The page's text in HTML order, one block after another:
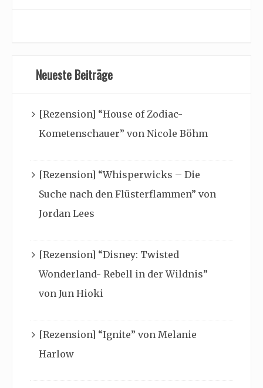
Neueste Beiträge
[Rezension] “House of Zodiac-
Kometenschauer” von Nicole Böhm
[Rezension] “Whisperwicks – Die
Suche nach den Flüsterflammen” von
Jordan Lees
[Rezension] “Disney: Twisted
Wonderland- Rebell in der Wildnis”
von Jun Hioki
[Rezension] “Ignite” von Melanie
Harlow